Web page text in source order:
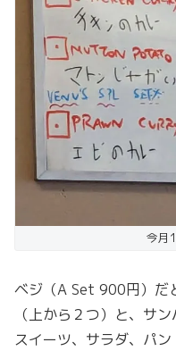
今月
ベジ（A Set 900円）だ
（上から２つ）と、サ
スイーツ、サラダ、パン